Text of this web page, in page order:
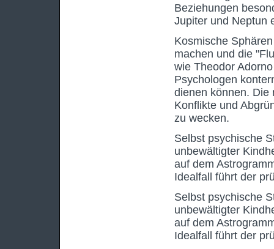
Beziehungen
Jupiter und Neptun
Kosmische
machen und die
wie Theodor
Psychologen
dienen können. Die
Konflikte und
zu wecken.
Selbst psychische
unbewältigter
auf dem
Idealfall führt der
Selbst psychische
unbewältigter
auf dem
Idealfall führt der